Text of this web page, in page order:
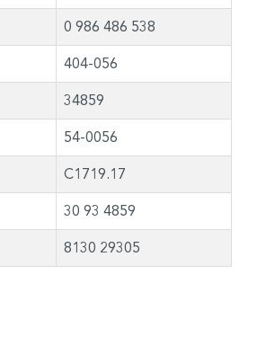
0 986 486 538
404-056
34859
54-0056
C1719.17
30 93 4859
8130 29305